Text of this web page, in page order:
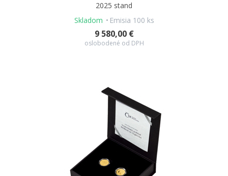
2025 stand
Skladom
Emisia 100 ks
9 580,00 €
oslobodené od DPH